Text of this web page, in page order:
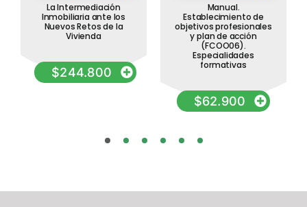
La Intermediación
Inmobiliaria ante los
Nuevos Retos de la
Vivienda
$244.800
Manual.
Establecimiento de
objetivos profesionales
y plan de acción
(FCOO06).
Especialidades
formativas
$62.900